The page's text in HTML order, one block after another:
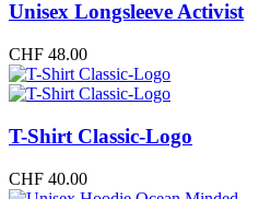
Unisex Longsleeve Activist
CHF 48.00
T-Shirt Classic-Logo
CHF 40.00